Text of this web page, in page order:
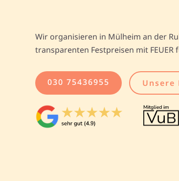
Wir organisieren in Mülheim an der
transparenten Festpreisen mit FEUER
030 75436955 Unsere